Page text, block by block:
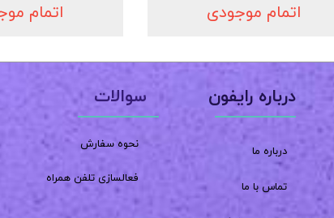
اتمام موجودی اتمام
سوالات
نحوه سفارش
فعالسازی تلفن همراه
درباره رایفون
درباره ما
تماس با ما